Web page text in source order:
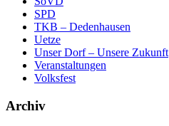
SPD
TKB – Dedenhausen
Uetze
Unser Dorf – Unsere Zukunft
Veranstaltungen
Volksfest
Archiv